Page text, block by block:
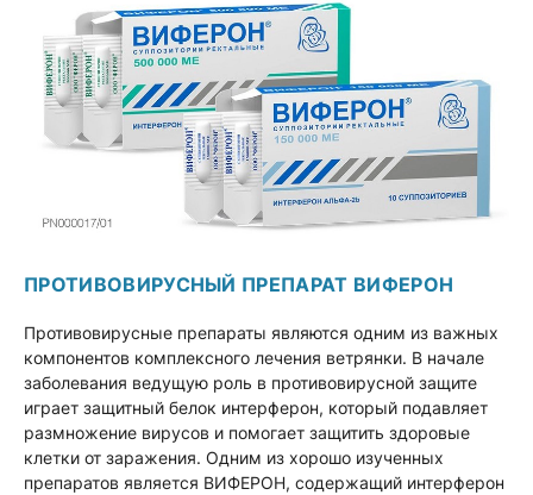
ПРОТИВОВИРУСНЫЙ ПРЕПАРАТ ВИФЕРОН
Противовирусные препараты являются одним из важных
компонентов комплексного лечения ветрянки. В начале
заболевания ведущую роль в противовирусной защите
играет защитный белок интерферон, который подавляет
размножение вирусов и помогает защитить здоровые
клетки от заражения. Одним из хорошо изученных
препаратов является ВИФЕРОН, содержащий интерферон